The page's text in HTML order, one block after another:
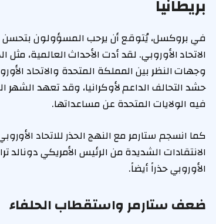
بريطانيا
في بروكسل، يُتوقع أن يرحب المسؤولون بتحسن
الاتحاد الأوروبي. لقد أدت الأحداث العالمية،
وجهات النظر بين المملكة المتحدة والاتحاد
حشد التحالف الداعم لأوكرانيا، وقد تعهد
فيه الولايات المتحدة عن مساعداتها.
كما انسجم ستارمر مع النهج الحذر للاتحاد
الانتقادات الشديدة من الرئيس الأمريكي دونالد
الأوروبي حذراً أيضاً.
ضعف ستارمر واستقطاب الحلفاء